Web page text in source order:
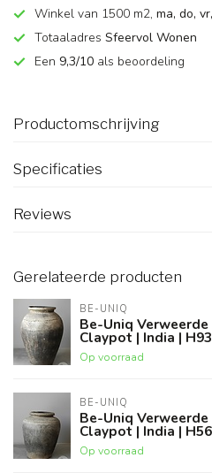
Winkel van 1500 m2, ma, do,
Totaaladres Sfeervol Wonen
Een 9,3/10 als beoordeling
Productomschrijving
Specificaties
Reviews
Gerelateerde producten
BE-UNIQ
Be-Uniq Verweerde
Claypot | India |
Op voorraad
BE-UNIQ
Be-Uniq Verweerde
Claypot | India |
Op voorraad